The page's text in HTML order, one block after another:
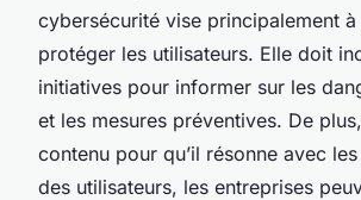
cybersécurité vise principalement
protéger les utilisateurs. Elle doit
initiatives pour informer sur les
et les mesures préventives. De
contenu pour qu’il résonne avec
des utilisateurs, les entreprises